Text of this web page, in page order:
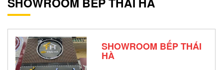
SHOWROOM BẾP THÁI
HÀ